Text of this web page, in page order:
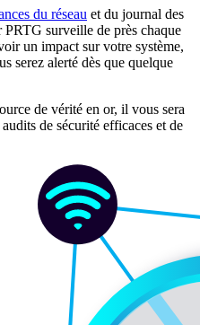
du réseau et du journal des
PRTG surveille de près chaque
un impact sur votre système,
serez alerté dès que quelque
de vérité en or, il vous sera
de sécurité efficaces et de